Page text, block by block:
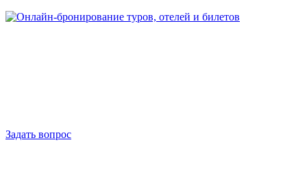
Задать вопрос